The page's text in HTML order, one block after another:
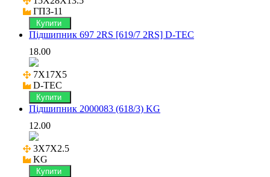
ГПЗ-11
Купити
Підшипник 697 2RS [619/7 2RS] D-TEC
18.00
7X17X5
D-TEC
Купити
Підшипник 2000083 (618/3) KG
12.00
3X7X2.5
KG
Купити